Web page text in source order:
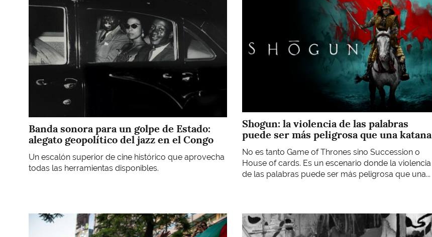
Banda sonora para un golpe de Estado:
alegato geopolítico del jazz en el Congo
Un escalón superior de cine histórico que aprovecha
todas las herramientas disponibles.
Shogun: la violencia de las palabras
puede ser más peligrosa que una katana
No es tanto Game of Thrones sino Succession o
House of cards. Es un escenario donde la violencia
de las palabras puede ser más peligrosa que una...
Imagen Imagen